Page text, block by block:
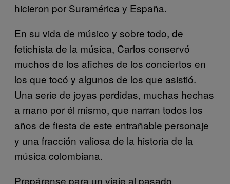
hicieron por Suramérica y España.
En su vida de músico y sobre todo, de
fetichista de la música, Carlos conservó
muchos de los afiches de los conciertos en
los que tocó y algunos de los que asistió.
Una serie de joyas perdidas, muchas hechas
a mano por él mismo, que narran todos los
años de fiesta de este entrañable personaje
y una fracción valiosa de la historia de la
música colombiana.
Prepárense para un viaje al pasado.